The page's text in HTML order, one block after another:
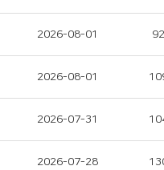
2026-08-01 92
2026-08-01
2026-07-31
2026-07-28